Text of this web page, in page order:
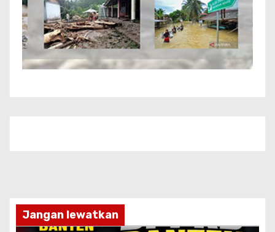
Jangan lewatkan